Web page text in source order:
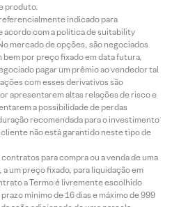
produto.
indicado para
acordo com a política de suitability
mercado de opções, são negociados
por preço fixado em data futura,
pagar um prêmio ao vendedor tal
com esses derivativos são
apresentarem altas relações de risco e
a possibilidade de perdas
recomendada para o investimento
não está garantido neste tipo de
para compra ou a venda de uma
um preço fixado, para liquidação em
a Termo é livremente escolhido
mínimo de 16 dias e máximo de 999